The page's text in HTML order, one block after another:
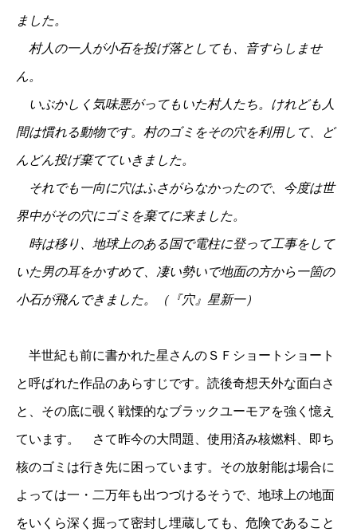
ました。
村人の一人が小石を投げ落としても、音すらしませ
ん。
いぶかしく気味悪がってもいた村人たち。けれども人
間は慣れる動物です。村のゴミをその穴を利用して、ど
んどん投げ棄てていきました。
それでも一向に穴はふさがらなかったので、今度は世
界中がその穴にゴミを棄てに来ました。
時は移り、地球上のある国で電柱に登って工事をして
いた男の耳をかすめて、凄い勢いで地面の方から一箇の
小石が飛んできました。（『穴』星新一）
半世紀も前に書かれた星さんのＳＦショートショート
と呼ばれた作品のあらすじです。読後奇想天外な面白さ
と、その底に覗く戦慄的なブラックユーモアを強く憶え
ています。 さて昨今の大問題、使用済み核燃料、即ち
核のゴミは行き先に困っています。その放射能は場合に
よっては一・二万年も出つづけるそうで、地球上の地面
をいくら深く掘って密封し埋蔵しても、危険であること